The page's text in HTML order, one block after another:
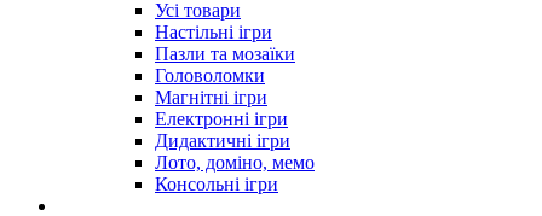
Усі товари
Настільні ігри
Пазли та мозаїки
Головоломки
Магнітні ігри
Електронні ігри
Дидактичні ігри
Лото, доміно, мемо
Консольні ігри